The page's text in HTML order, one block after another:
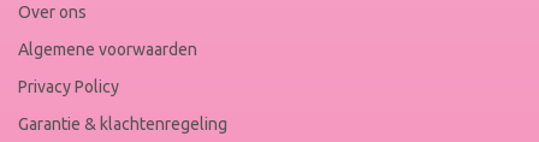
Over ons
Algemene voorwaarden
Privacy Policy
Garantie & klachtenregeling